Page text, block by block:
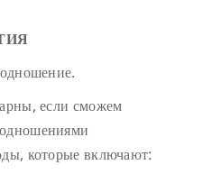
если сможем
которые включают: